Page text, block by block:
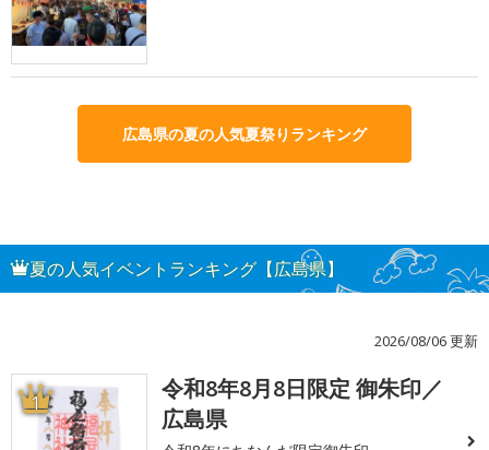
広島県の夏の人気夏祭りランキング
夏の人気イベントランキング【広島県】
2026/08/06 更新
1
令和8年8月8日限定 御朱印／
広島県